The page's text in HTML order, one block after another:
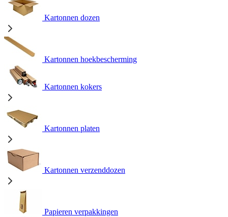
Kartonnen dozen
Kartonnen hoekbescherming
Kartonnen kokers
Kartonnen platen
Kartonnen verzenddozen
Papieren verpakkingen